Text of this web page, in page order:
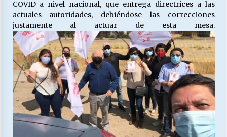
COVID a nivel nacional, que entrega directrices a las
actuales autoridades, debiéndose las correcciones
justamente al actuar de esta mesa.